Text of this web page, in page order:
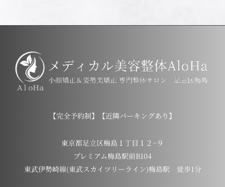
【完全予約制】【近隣パーキングあり】
東京都足立区梅島１丁目１２−９
プレミアム梅島駅前B104
東武伊勢崎線(東武スカイツリーライン)梅島駅 徒歩1分